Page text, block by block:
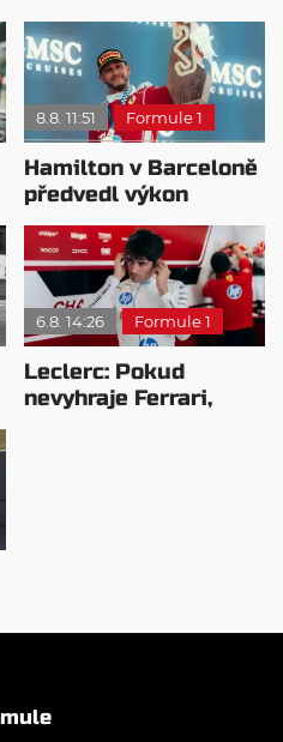
8.8. 11:51 Formule 1
Hamilton v Barceloně
předvedl výkon
pravého šampiona
6.8. 14:26 Formule 1
Leclerc: Pokud
nevyhraje Ferrari,